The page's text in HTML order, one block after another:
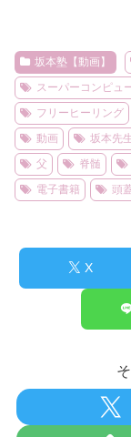
坂本塾【動画】
スーパーコンピュ
フリーヒーリング
動画
坂本先
父
脊髄
電子書籍
頭
X